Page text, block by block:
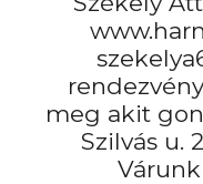
meg akit
Szilvás u.